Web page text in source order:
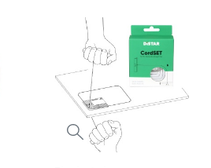
fi utilizate atat pentru gaurire
umeda, oferind
de aplicatie.
preciziei lor, sunt alegerea
din constructii, dar si
beneficiezi de